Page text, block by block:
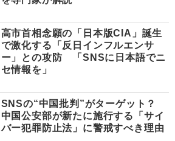
高市首相念願の「日本版CIA」誕生
で激化する「反日インフルエンサ
ー」との攻防 「SNSに日本語でニ
セ情報を」
SNSの“中国批判”がターゲット？
中国公安部が新たに施行する「サイ
バー犯罪防止法」に警戒すべき理由